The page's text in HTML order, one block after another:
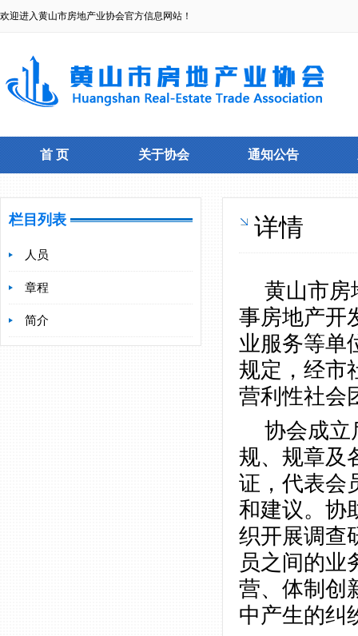
欢迎进入黄山市房地产业协会官方信息网站！
首 页 关于协会 通知公告
栏目列表
人员
章程
简介
详情
黄山市房
事房地产开
业服务等单
规定，经市
营利性社会
协会成立
规、规章及
证，代表会
和建议。协
织开展调查
员之间的业
营、体制创
中产生的纠